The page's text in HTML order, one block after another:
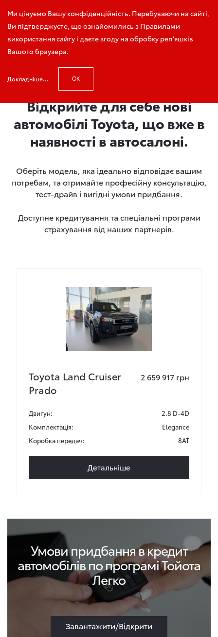
Ми цінуємо Вашу конфіденційність. Перебуваючи на сайті,
Ви підтверджуєте, що ознайомились з Правилами
використання сайту і даєте згоду на обробку реп'яшків
Вашого браузера.
Докладніше... ОК
Зателефонуйте мені
Автомобілі в наявності
Відкрийте для себе нові
автомобілі Toyota, що вже в
наявності в автосалоні.
Оберіть модель, яка ідеально відповідає вашим
потребам, та отримайте професійну консультацію,
тест-драйв і вигідні умови придбання.
Доступне кредитування та спеціальні програми
страхування від наших партнерів.
Toyota Land Cruiser
Prado
2 659 917 грн
Двигун:
2.8 D-4D
Комплектація:
Elegance
Коробка передач:
8AT
Детальніше
Умови придбання в кредит
автомобілів по програмі Тойота
Легко
Завантажити/Відкрити